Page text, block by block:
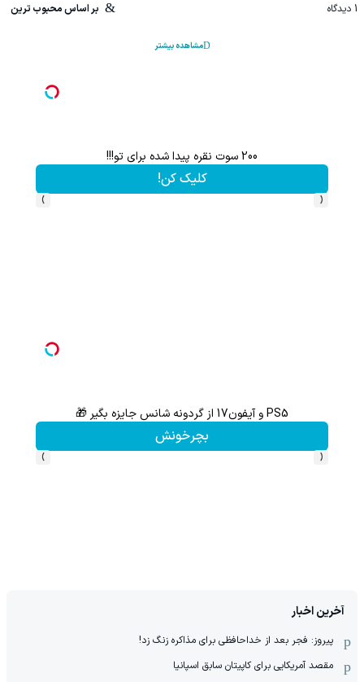
1 دیدگاه بر اساس محبوب ترین
مشاهده بیشتر
200 سوت نقره پیدا شده برای تو!!!
کلیک کن!
‹
›
PS5 و آیفون17 از گردونه شانس جایزه بگیر 🎁
بچرخونش
‹
›
آخرین اخبار
پیروز: فجر بعد از خداحافظی برای مذاکره زنگ زد!
مقصد آمریکایی برای کاپیتان سابق اسپانیا